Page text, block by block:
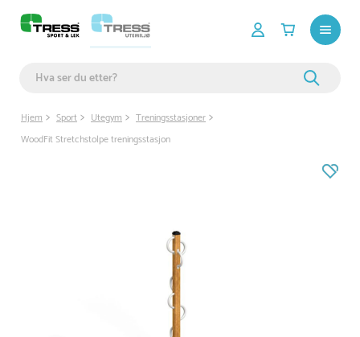
Hjem Sport Utegym
Treningsstasjoner
WoodFit Stretchstolpe treningsstasjon